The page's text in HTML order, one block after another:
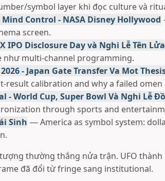
symbol layer khi đọc culture và
Control - NASA Disney Hollywood
screen.
IPO Disclosure Day và Nghi Lễ Tên Lửa
như multi-channel programming.
- Japan Gate Transfer Va Mot
result calibration and why a failed
- World Cup, Super Bowl Và Nghi Lễ
through sports and
Sinh — America as symbol system:
thường thắng nửa trận. UFO thành
đã đổi từ fringe sang institutional.